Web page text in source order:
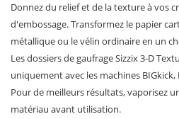
Donnez du relief et de la texture à vos
d'embossage. Transformez le papier
métallique ou le vélin ordinaire en un
Les dossiers de gaufrage Sizzix 3-D
uniquement avec les machines
Pour de meilleurs résultats, vaporisez
matériau avant utilisation.